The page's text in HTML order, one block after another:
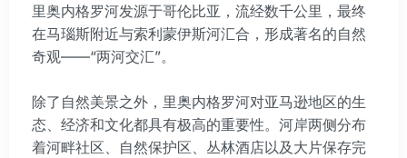
里奥内格罗河发源于哥伦比亚，流经数千公里，最终
在马瑙斯附近与索利蒙伊斯河汇合，形成著名的自然
奇观——“两河交汇”。
除了自然美景之外，里奥内格罗河对亚马逊地区的生
态、经济和文化都具有极高的重要性。河岸两侧分布
着河畔社区、自然保护区、丛林酒店以及大片保存完